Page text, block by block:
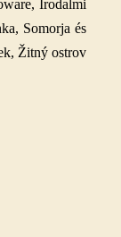
Irodalmi
Somorja és
Žitný ostrov